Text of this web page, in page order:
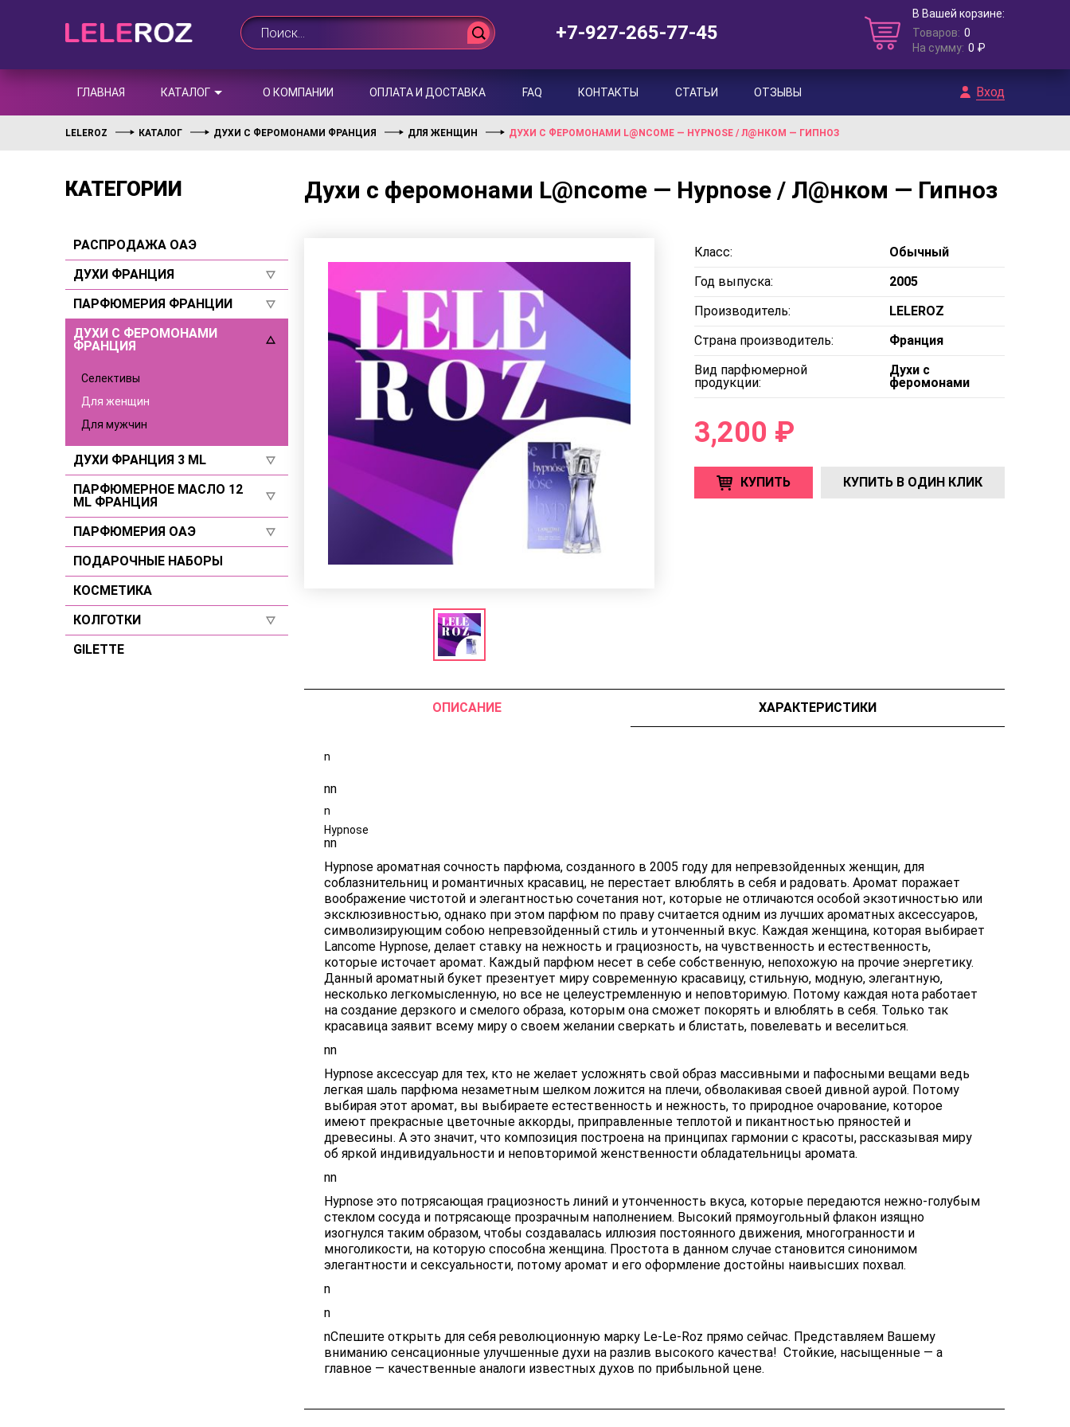
+7-927-265-77-45
В Вашей корзине:
Товаров: 0
На сумму: 0 ₽
ГЛАВНАЯ КАТАЛОГ О КОМПАНИИ ОПЛАТА И ДОСТАВКА FAQ КОНТАКТЫ СТАТЬИ ОТЗЫВЫ Вход
LELEROZ КАТАЛОГ ДУХИ С ФЕРОМОНАМИ ФРАНЦИЯ ДЛЯ ЖЕНЩИН ДУХИ С ФЕРОМОНАМИ L@NCOME — HYPNOSE / Л@НКОМ — ГИПНОЗ
КАТЕГОРИИ
РАСПРОДАЖА ОАЭ
ДУХИ ФРАНЦИЯ
Для женщин
Для мужчин
Селективы
ПАРФЮМЕРИЯ ФРАНЦИИ
Для женщин
Селективы
ДУХИ С ФЕРОМОНАМИ
ФРАНЦИЯ
Селективы
Для женщин
Для мужчин
ДУХИ ФРАНЦИЯ 3 ML
Для женщин
Для мужчин
Селективы
ПАРФЮМЕРНОЕ МАСЛО 12
ML ФРАНЦИЯ
Для женщин
Для мужчин
Селективы
ПАРФЮМЕРИЯ ОАЭ
Для женщин
Для мужчин
Селективы
ПОДАРОЧНЫЕ НАБОРЫ
КОСМЕТИКА
КОЛГОТКИ
Размер 2
GILETTE
Духи с феромонами L@ncome — Hypnose / Л@нком — Гипноз
Класс:
Обычный
Год выпуска:
2005
Производитель:
LELEROZ
Страна производитель:
Франция
Вид парфюмерной
продукции:
Духи с
феромонами
3,200 ₽
КУПИТЬ КУПИТЬ В ОДИН КЛИК
ОПИСАНИЕ ХАРАКТЕРИСТИКИ
n
nn
n
Hypnose
nn
Hypnose ароматная сочность парфюма, созданного в 2005 году для непревзойденных женщин, для
соблазнительниц и романтичных красавиц, не перестает влюблять в себя и радовать. Аромат поражает
воображение чистотой и элегантностью сочетания нот, которые не отличаются особой экзотичностью или
эксклюзивностью, однако при этом парфюм по праву считается одним из лучших ароматных аксессуаров,
символизирующим собою непревзойденный стиль и утонченный вкус. Каждая женщина, которая выбирает
Lancome Hypnose, делает ставку на нежность и грациозность, на чувственность и естественность,
которые источает аромат. Каждый парфюм несет в себе собственную, непохожую на прочие энергетику.
Данный ароматный букет презентует миру современную красавицу, стильную, модную, элегантную,
несколько легкомысленную, но все не целеустремленную и неповторимую. Потому каждая нота работает
на создание дерзкого и смелого образа, которым она сможет покорять и влюблять в себя. Только так
красавица заявит всему миру о своем желании сверкать и блистать, повелевать и веселиться.
nn
Hypnose аксессуар для тех, кто не желает усложнять свой образ массивными и пафосными вещами ведь
легкая шаль парфюма незаметным шелком ложится на плечи, обволакивая своей дивной аурой. Потому
выбирая этот аромат, вы выбираете естественность и нежность, то природное очарование, которое
имеют прекрасные цветочные аккорды, приправленные теплотой и пикантностью пряностей и
древесины. А это значит, что композиция построена на принципах гармонии с красоты, рассказывая миру
об яркой индивидуальности и неповторимой женственности обладательницы аромата.
nn
Hypnose это потрясающая грациозность линий и утонченность вкуса, которые передаются нежно-голубым
стеклом сосуда и потрясающе прозрачным наполнением. Высокий прямоугольный флакон изящно
изогнулся таким образом, чтобы создавалась иллюзия постоянного движения, многогранности и
многоликости, на которую способна женщина. Простота в данном случае становится синонимом
элегантности и сексуальности, потому аромат и его оформление достойны наивысших похвал.
n
n
nСпешите открыть для себя революционную марку Le-Le-Roz прямо сейчас. Представляем Вашему
вниманию сенсационные улучшенные духи на разлив высокого качества! Стойкие, насыщенные — а
главное — качественные аналоги известных духов по прибыльной цене.